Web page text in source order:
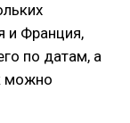
и Франция,
по датам, а
можно